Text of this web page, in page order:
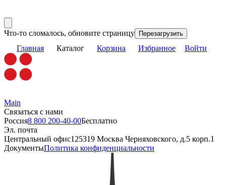
Что-то сломалось, обновите страницу Перезагрузить
Главная Каталог Корзина Избранное Войти
Main
Связаться с нами
Россия8 800 200-40-00Бесплатно
Эл. почта
Центральный офис125319 Москва Черняховского, д.5 корп.1
ДокументыПолитика конфиденциальности